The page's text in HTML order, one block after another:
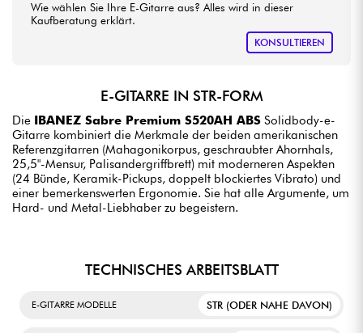
Wie wählen Sie Ihre E-Gitarre aus? Alles wird in dieser
Kaufberatung erklärt.
KONSULTIEREN
E-GITARRE IN STR-FORM
Die IBANEZ Sabre Premium S520AH ABS Solidbody-e-
Gitarre kombiniert die Merkmale der beiden amerikanischen
Referenzgitarren (Mahagonikorpus, geschraubter Ahornhals,
25,5"-Mensur, Palisandergriffbrett) mit moderneren Aspekten
(24 Bünde, Keramik-Pickups, doppelt blockiertes Vibrato) und
einer bemerkenswerten Ergonomie. Sie hat alle Argumente, um
Hard- und Metal-Liebhaber zu begeistern.
TECHNISCHES ARBEITSBLATT
E-GITARRE MODELLE STR (ODER NAHE DAVON)